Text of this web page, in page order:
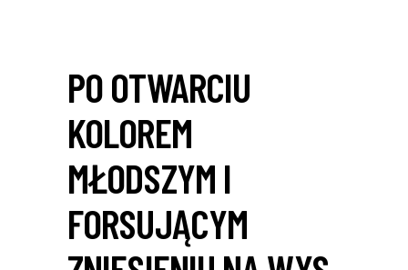
PO OTWARCIU
KOLOREM
MŁODSZYM I
FORSUJĄCYM